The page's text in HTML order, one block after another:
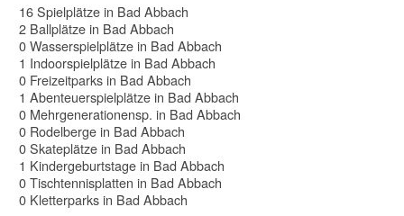
16 Spielplätze in Bad Abbach
2 Ballplätze in Bad Abbach
0 Wasserspielplätze in Bad Abbach
1 Indoorspielplätze in Bad Abbach
0 Freizeitparks in Bad Abbach
1 Abenteuerspielplätze in Bad Abbach
0 Mehrgenerationensp. in Bad Abbach
0 Rodelberge in Bad Abbach
0 Skateplätze in Bad Abbach
1 Kindergeburtstage in Bad Abbach
0 Tischtennisplatten in Bad Abbach
0 Kletterparks in Bad Abbach